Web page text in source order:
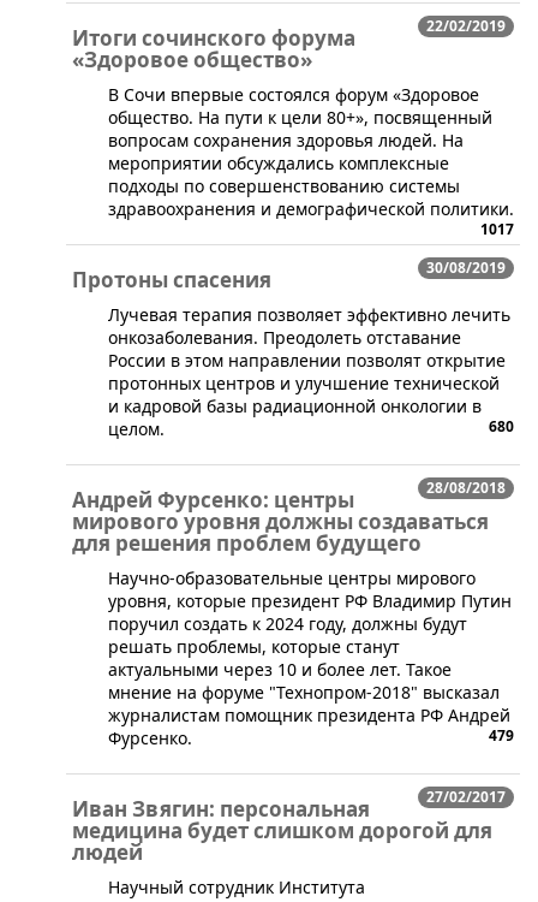
22/02/2019
Итоги сочинского форума
«Здоровое общество»
В Сочи впервые состоялся форум «Здоровое
общество. На пути к цели 80+», посвященный
вопросам сохранения здоровья людей. На
мероприятии обсуждались комплексные
подходы по совершенствованию системы
здравоохранения и демографической политики.
1017
30/08/2019
Протоны спасения
​Лучевая терапия позволяет эффективно лечить
онкозаболевания. Преодолеть отставание
России в этом направлении позволят открытие
протонных центров и улучшение технической
и кадровой базы радиационной онкологии в
целом.
680
28/08/2018
Андрей Фурсенко: центры
мирового уровня должны создаваться
для решения проблем будущего
​Научно-образовательные центры мирового
уровня, которые президент РФ Владимир Путин
поручил создать к 2024 году, должны будут
решать проблемы, которые станут
актуальными через 10 и более лет. Такое
мнение на форуме "Технопром-2018" высказал
журналистам помощник президента РФ Андрей
Фурсенко.
479
27/02/2017
Иван Звягин: персональная
медицина будет слишком дорогой для
людей
​Научный сотрудник Института